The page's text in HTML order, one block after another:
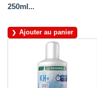
250ml...
Ajouter au panier